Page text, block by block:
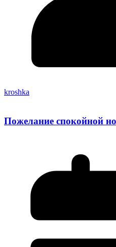
kroshka
Пожелание спокойной